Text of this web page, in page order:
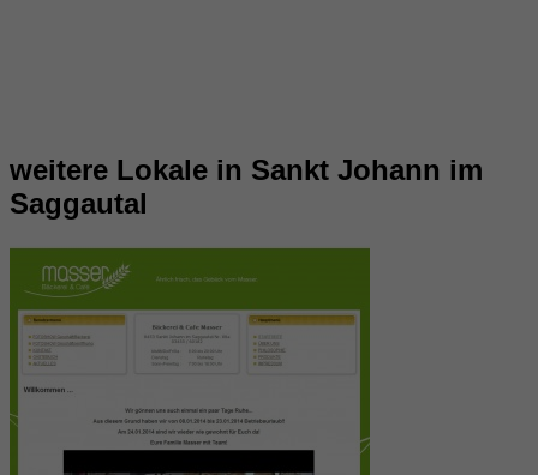
weitere Lokale in Sankt Johann im
Saggautal